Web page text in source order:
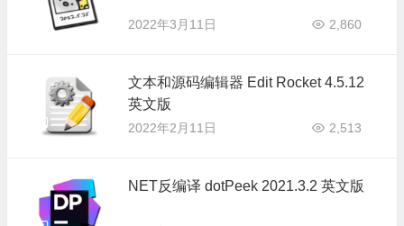
2022年3月11日 2,860
文本和源码编辑器 Edit Rocket 4.5.12
英文版
2022年2月11日 2,513
NET反编译 dotPeek 2021.3.2 英文版